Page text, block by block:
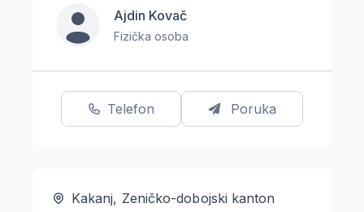
Ajdin Kovač
Fizička osoba
Telefon Poruka
Kakanj, Zeničko-dobojski kanton